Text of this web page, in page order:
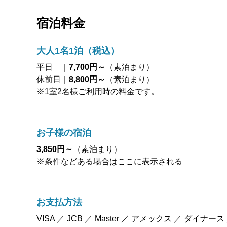
宿泊料金
大人1名1泊（税込）
平日 ｜ 7,700円～
（素泊まり）
休前日｜ 8,800円～
（素泊まり）
※1室2名様ご利用時の料金です。
お子様の宿泊
3,850円～
（素泊まり）
※条件などある場合はここに表示される
お支払方法
VISA ／ JCB ／ Master ／ アメックス ／ ダイナース